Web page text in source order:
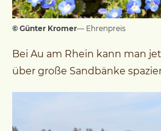
© Günter Kromer— Ehrenpreis
Bei Au am Rhein kann man
über große Sandbänke